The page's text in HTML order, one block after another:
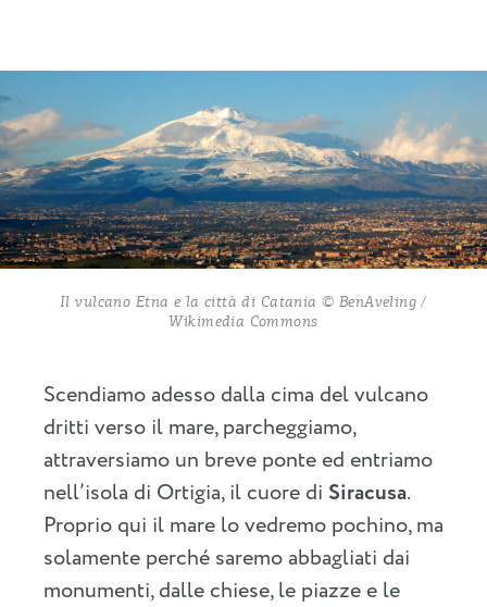
Il vulcano Etna e la città di Catania © BenAveling /
Wikimedia Commons
Scendiamo adesso dalla cima del vulcano
dritti verso il mare, parcheggiamo,
attraversiamo un breve ponte ed entriamo
nell’isola di Ortigia, il cuore di Siracusa.
Proprio qui il mare lo vedremo pochino, ma
solamente perché saremo abbagliati dai
monumenti, dalle chiese, le piazze e le